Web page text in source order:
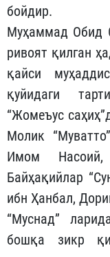
бойдир.
Муҳаммад Обид
ривоят қилган
қайси
қуйидаги
“Жомеъус
Молик
Имом
Байҳақийлар
ибн Ҳанбал,
“Муснад”
бошқа зикр